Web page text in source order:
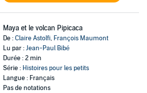
Maya et le volcan Pipicaca
De :Claire Astolfi, François Maumont
Lu par :Jean-Paul Bibé
Durée : 2 min
Série : Histoires pour les petits
Langue : Français
Pas de notations